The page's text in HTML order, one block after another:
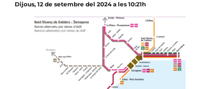
Dijous, 12 de setembre del 2024 a les 10:21h